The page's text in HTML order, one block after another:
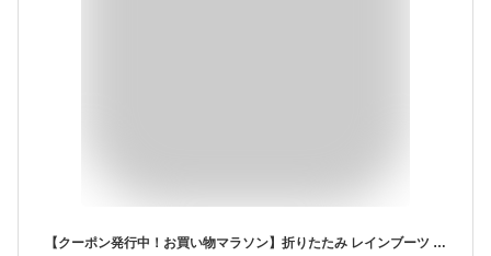
【クーポン発行中！お買い物マラソン】折りたたみ レインブーツ キッズ 長靴 女の子 子供 長靴キッズ 18cm 19cm 20cm 21cm 22cm 23cm 24cm 25cm ジュニア おしゃれ 小学生 子ども こども 雨靴 冬用 冬 雪 雪用 レインシューズ インソール シューズバック eimiarts